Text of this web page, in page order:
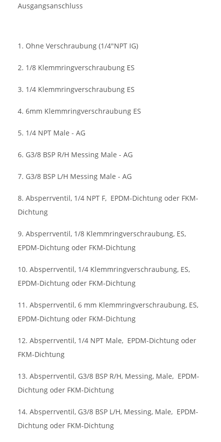
Ausgangsanschluss
1. Ohne Verschraubung (1/4"NPT IG)
2. 1/8 Klemmringverschraubung ES
3. 1/4 Klemmringverschraubung ES
4. 6mm Klemmringverschraubung ES
5. 1/4 NPT Male - AG
6. G3/8 BSP R/H Messing Male - AG
7. G3/8 BSP L/H Messing Male - AG
8. Absperrventil, 1/4 NPT F, EPDM-Dichtung oder FKM-
Dichtung
9. Absperrventil, 1/8 Klemmringverschraubung, ES,
EPDM-Dichtung oder FKM-Dichtung
10. Absperrventil, 1/4 Klemmringverschraubung, ES,
EPDM-Dichtung oder FKM-Dichtung
11. Absperrventil, 6 mm Klemmringverschraubung, ES,
EPDM-Dichtung oder FKM-Dichtung
12. Absperrventil, 1/4 NPT Male, EPDM-Dichtung oder
FKM-Dichtung
13. Absperrventil, G3/8 BSP R/H, Messing, Male, EPDM-
Dichtung oder FKM-Dichtung
14. Absperrventil, G3/8 BSP L/H, Messing, Male, EPDM-
Dichtung oder FKM-Dichtung